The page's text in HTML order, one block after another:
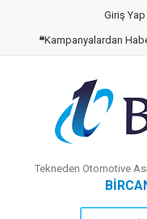
Giriş Yap
❝Kampanyalardan
Tekneden Otomotive